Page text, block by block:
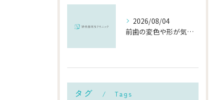
2026/08/04
前歯の変色や形が気になる…削らずにきれいに整える「ダイレクトボンディング」とは？
タグ Tags